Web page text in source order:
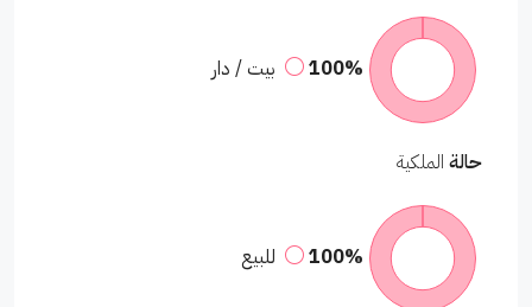
100% بيت / دار
حالة الملكية
100% للبيع